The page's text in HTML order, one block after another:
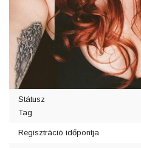
Státusz
Tag
Regisztráció időpontja